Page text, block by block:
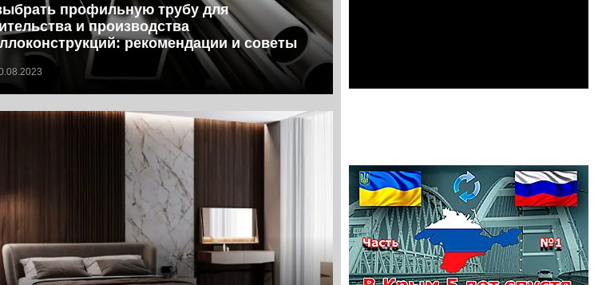
профильную трубу для
и производства
рекомендации и советы